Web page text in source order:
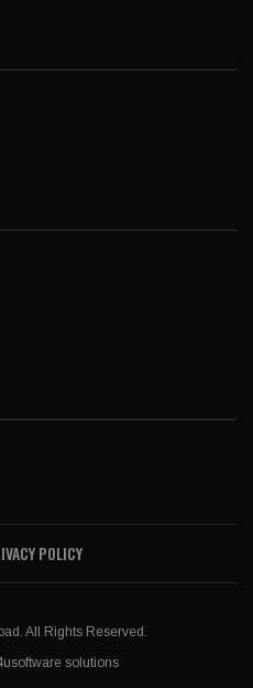
POLICY
All Rights Reserved.
solutions